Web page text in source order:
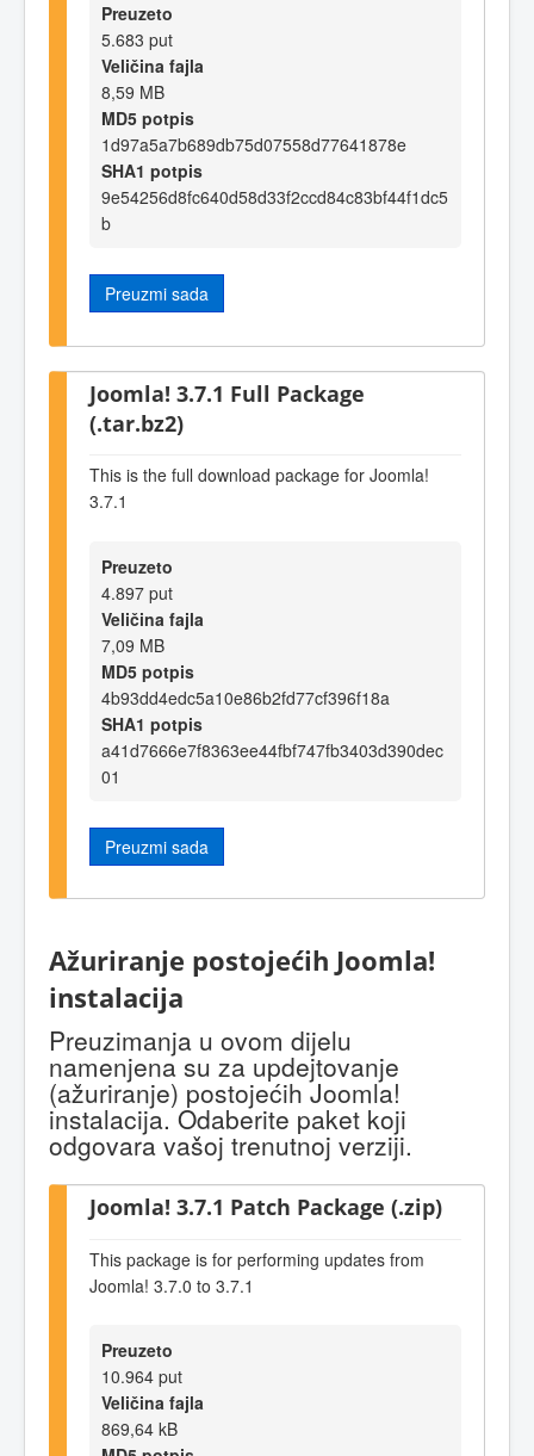
Preuzeto
5.683 put
Veličina fajla
8,59 MB
MD5 potpis
1d97a5a7b689db75d07558d77641878e
SHA1 potpis
9e54256d8fc640d58d33f2ccd84c83bf44f1dc5
b
Preuzmi sada
Joomla! 3.7.1 Full Package
(.tar.bz2)
This is the full download package for Joomla!
3.7.1
Preuzeto
4.897 put
Veličina fajla
7,09 MB
MD5 potpis
4b93dd4edc5a10e86b2fd77cf396f18a
SHA1 potpis
a41d7666e7f8363ee44fbf747fb3403d390dec
01
Preuzmi sada
Ažuriranje postojećih Joomla!
instalacija
Preuzimanja u ovom dijelu
namenjena su za updejtovanje
(ažuriranje) postojećih Joomla!
instalacija. Odaberite paket koji
odgovara vašoj trenutnoj verziji.
Joomla! 3.7.1 Patch Package (.zip)
This package is for performing updates from
Joomla! 3.7.0 to 3.7.1
Preuzeto
10.964 put
Veličina fajla
869,64 kB